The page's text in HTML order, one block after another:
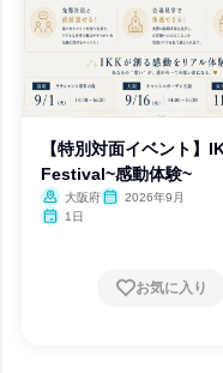
【特別対面イベント】
Festival~感動体験~
大阪府
2026年9月
1日
お気に入り